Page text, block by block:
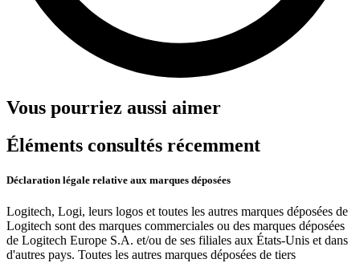
Vous pourriez aussi aimer
Éléments consultés récemment
Déclaration légale relative aux marques déposées
Logitech, Logi, leurs logos et toutes les autres marques déposées de
Logitech sont des marques commerciales ou des marques déposées
de Logitech Europe S.A. et/ou de ses filiales aux États-Unis et dans
d'autres pays. Toutes les autres marques déposées de tiers